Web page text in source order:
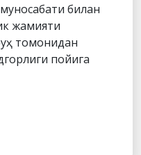
билан
жамияти
томонидан
пойига